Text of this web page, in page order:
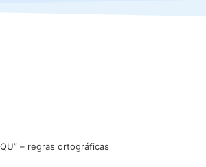
– regras ortográficas